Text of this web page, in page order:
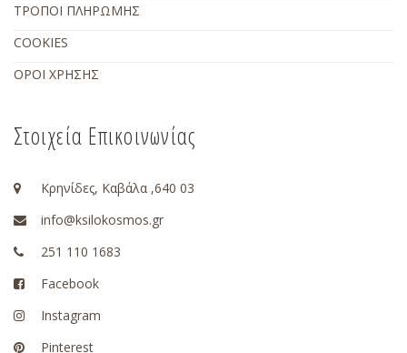
ΤΡΟΠΟΙ ΠΛΗΡΩΜΗΣ
COOKIES
ΟΡΟΙ ΧΡΗΣΗΣ
Στοιχεία Επικοινωνίας
Κρηνίδες, Καβάλα ,640 03
info@ksilokosmos.gr
251 110 1683
Facebook
Instagram
Pinterest